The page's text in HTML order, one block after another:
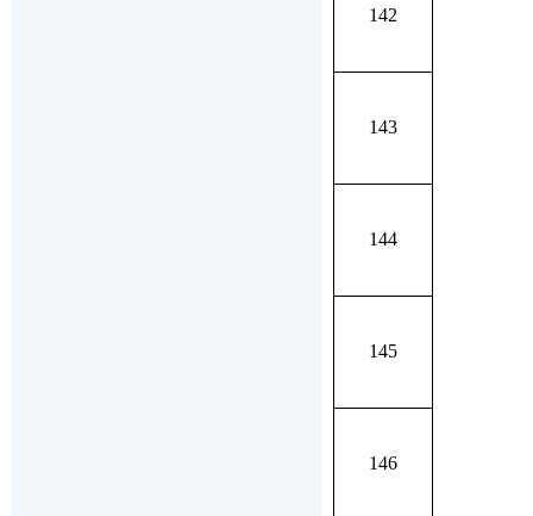
142
143
144
145
146